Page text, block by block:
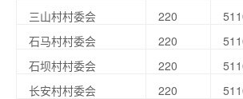
三山村村委会
220
石马村村委会
220
石坝村村委会
220
长安村村委会
220